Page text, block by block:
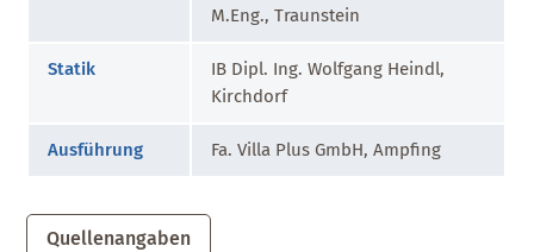
M.Eng., Traunstein
Statik
IB Dipl. Ing. Wolfgang Heindl,
Kirchdorf
Ausführung Fa. Villa Plus GmbH, Ampfing
Quellenangaben